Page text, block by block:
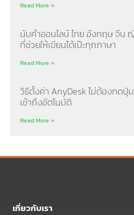
Read More »
นับคำออนไลน์ ไทย อังกฤษ จีน
ที่ช่วยให้เขียนได้เป๊ะทุกภาษา
Read More »
วิธีตั้งค่า AnyDesk ไม่ต้องกดปุ่
เข้าถึงอัตโนมัติ
Read More »
เกี่ยวกับเรา